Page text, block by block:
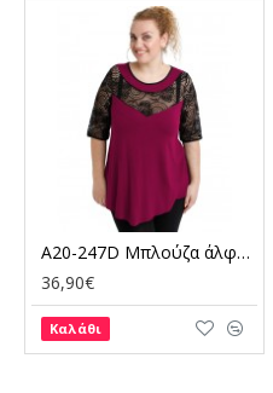
A20-247D Μπλούζα άλφα κομποζέ με δαντέλα - Φούξια
36,90€
Καλάθι